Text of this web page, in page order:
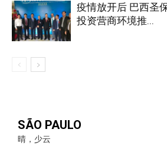
疫情放开后 巴西圣
投资营商环境推...
SÃO PAULO
晴，少云